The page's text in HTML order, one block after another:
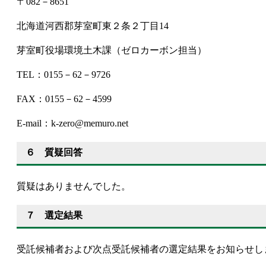
北海道河西郡芽室町東２条２丁目14
芽室町役場環境土木課（ゼロカーボン担当）
TEL：0155－62－9726
FAX：0155－62－4599
E-mail：k-zero@memuro.net
６ 質疑回答
質疑はありませんでした。
７ 選定結果
受託候補者および次点受託候補者の選定結果をお知らせし